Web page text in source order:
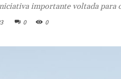
importante voltada para
0 0